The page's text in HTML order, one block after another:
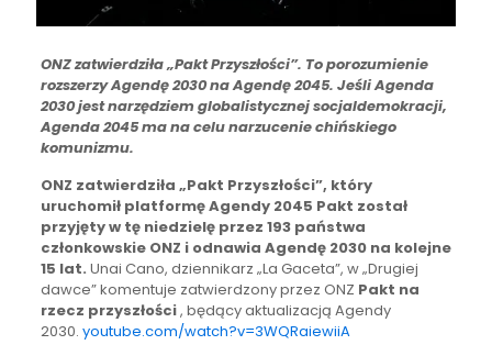
ONZ zatwierdziła „Pakt Przyszłości”. To porozumienie
rozszerzy Agendę 2030 na Agendę 2045. Jeśli Agenda
2030 jest narzędziem globalistycznej socjaldemokracji,
Agenda 2045 ma na celu narzucenie chińskiego
komunizmu.
ONZ zatwierdziła „Pakt Przyszłości”, który
uruchomił platformę Agendy 2045 Pakt został
przyjęty w tę niedzielę przez 193 państwa
członkowskie ONZ i odnawia Agendę 2030 na kolejne
15 lat. Unai Cano, dziennikarz „La Gaceta”, w „Drugiej
dawce” komentuje zatwierdzony przez ONZ Pakt na
rzecz przyszłości, będący aktualizacją Agendy
2030. youtube.com/watch?v=3WQRaiewiiA